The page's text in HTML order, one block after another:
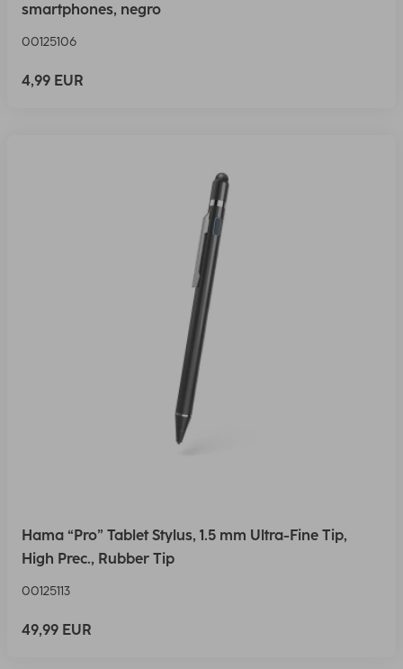
smartphones, negro
00125106
4,99 EUR
Hama “Pro” Tablet Stylus, 1.5 mm Ultra-Fine Tip,
High Prec., Rubber Tip
00125113
49,99 EUR